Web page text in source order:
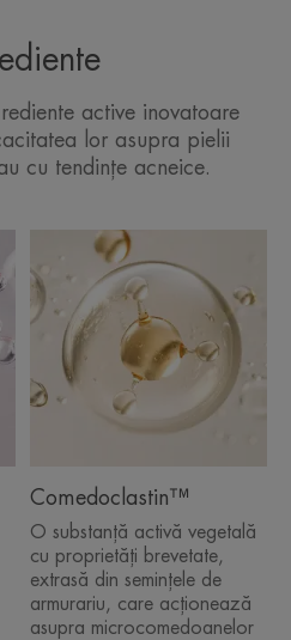
active inovatoare
lor asupra pielii
cu tendințe acneice.
Comedoclastin™
O substanță activă vegetală
cu proprietăți brevetate,
extrasă din semințele de
armurariu, care acționează
asupra microcomedoanelor